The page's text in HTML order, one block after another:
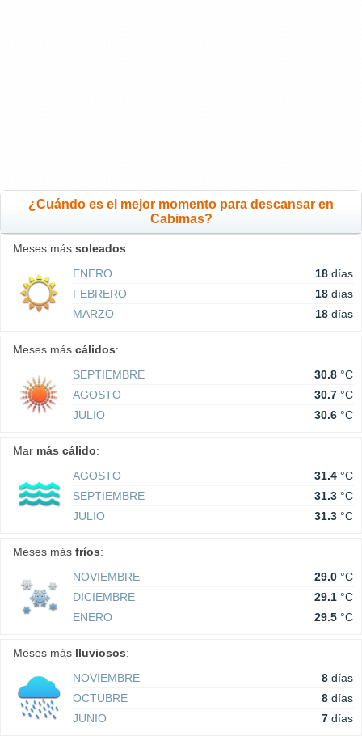
¿Cuándo es el mejor momento para descansar en
Cabimas?
Meses más soleados:
ENERO
18 días
FEBRERO
18 días
MARZO
18 días
Meses más cálidos:
SEPTIEMBRE
30.8 °C
AGOSTO
30.7 °C
JULIO
30.6 °C
Mar más cálido:
AGOSTO
31.4 °C
SEPTIEMBRE
31.3 °C
JULIO
31.3 °C
Meses más fríos:
NOVIEMBRE
29.0 °C
DICIEMBRE
29.1 °C
ENERO
29.5 °C
Meses más lluviosos:
NOVIEMBRE
8 días
OCTUBRE
8 días
JUNIO
7 días